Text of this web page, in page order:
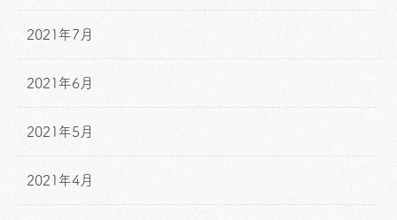
2021年7月
2021年6月
2021年5月
2021年4月